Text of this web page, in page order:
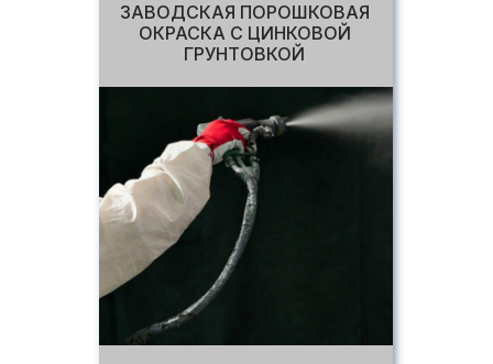
ЗАВОДСКАЯ ПОРОШКОВАЯ
ОКРАСКА С ЦИНКОВОЙ
ГРУНТОВКОЙ